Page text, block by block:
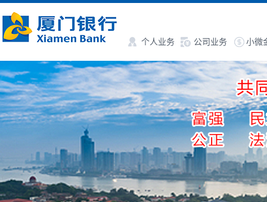
个人业务 公司业务 小微